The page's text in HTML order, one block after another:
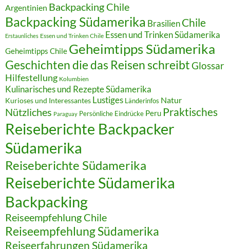
Argentinien Backpacking Chile
Backpacking Südamerika Brasilien Chile
Erstaunliches Essen und Trinken Chile Essen und Trinken Südamerika
Geheimtipps Chile Geheimtipps Südamerika
Geschichten die das Reisen schreibtGlossar
Hilfestellung Kolumbien
Kulinarisches und Rezepte Südamerika
Kurioses und Interessantes Lustiges Länderinfos Natur
Nützliches Paraguay Persönliche Eindrücke Peru Praktisches
Reiseberichte Backpacker
Südamerika
Reiseberichte Südamerika
Reiseberichte Südamerika
Backpacking
Reiseempfehlung Chile
Reiseempfehlung Südamerika
Reiseerfahrungen Südamerika